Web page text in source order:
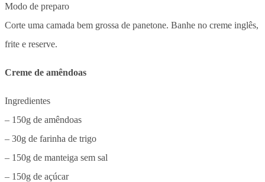
Modo de preparo
Corte uma camada bem grossa de panetone. Banhe no creme inglês,
frite e reserve.
Creme de amêndoas
Ingredientes
– 150g de amêndoas
– 30g de farinha de trigo
– 150g de manteiga sem sal
– 150g de açúcar